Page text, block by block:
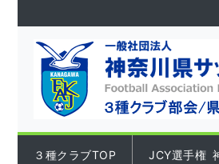
３種クラブTOP JCY選手権